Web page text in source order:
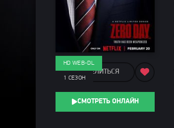
HD WEB-DL
1 СЕЗОН
ПОДЕЛИТЬСЯ
СМОТРЕТЬ ОНЛАЙН